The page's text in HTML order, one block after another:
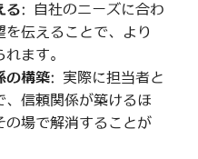
る: 自社のニーズに合わ
を伝えることで、より
ます。
の構築: 実際に担当者と
、信頼関係が築けるほ
の場で解消することが